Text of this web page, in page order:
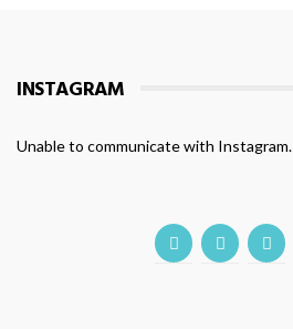
INSTAGRAM
Unable to communicate with Instagram.